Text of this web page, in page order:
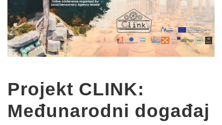
Projekt CLINK:
Međunarodni događaj